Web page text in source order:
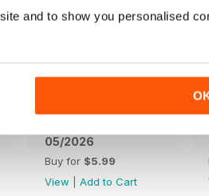
and to show you personalised
05/2026
Buy for $5.99
View
Add to Cart